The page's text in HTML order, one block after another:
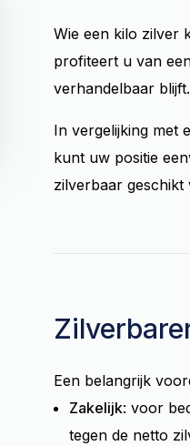
Wie een kilo zilver
profiteert u van
verhandelbaar blijft.
In vergelijking met
kunt uw positie
zilverbaar geschikt
Een belangrijk
Zakelijk: voor
tegen de netto